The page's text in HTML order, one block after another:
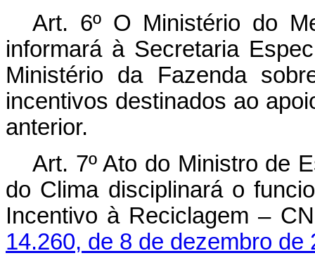
Art. 6º O Ministério do
informará à Secretaria
Ministério da Fazenda
incentivos destinados ao
anterior.
Art. 7º Ato do Ministro de
do Clima disciplinará o
Incentivo à Reciclagem –
14.260, de 8 de dezembro de